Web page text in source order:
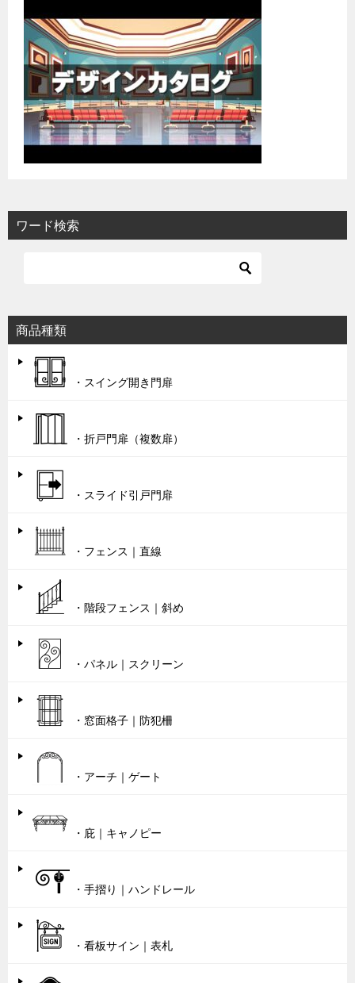
ワード検索
商品種類
・スイング開き門扉
・折戸門扉（複数扉）
・スライド引戸門扉
・フェンス｜直線
・階段フェンス｜斜め
・パネル｜スクリーン
・窓面格子｜防犯柵
・アーチ｜ゲート
・庇｜キャノピー
・手摺り｜ハンドレール
・看板サイン｜表札